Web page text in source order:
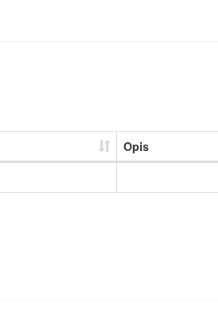
Opis